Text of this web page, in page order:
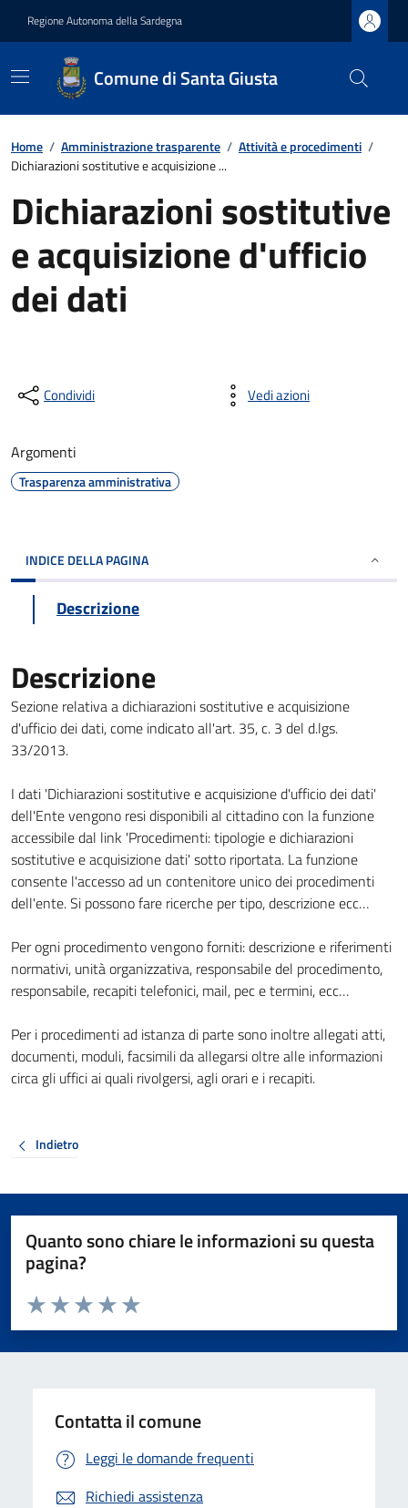
Regione Autonoma della Sardegna
Comune di Santa Giusta
Home / Amministrazione trasparente / Attività e procedimenti /
Dichiarazioni sostitutive e acquisizione ...
Dichiarazioni sostitutive
e acquisizione d'ufficio
dei dati
Condividi Vedi azioni
Argomenti
Trasparenza amministrativa
INDICE DELLA PAGINA
Descrizione
Descrizione
Sezione relativa a dichiarazioni sostitutive e acquisizione
d'ufficio dei dati, come indicato all'art. 35, c. 3 del d.lgs.
33/2013.
I dati 'Dichiarazioni sostitutive e acquisizione d'ufficio dei dati'
dell'Ente vengono resi disponibili al cittadino con la funzione
accessibile dal link 'Procedimenti: tipologie e dichiarazioni
sostitutive e acquisizione dati' sotto riportata. La funzione
consente l'accesso ad un contenitore unico dei procedimenti
dell'ente. Si possono fare ricerche per tipo, descrizione ecc…
Per ogni procedimento vengono forniti: descrizione e riferimenti
normativi, unità organizzativa, responsabile del procedimento,
responsabile, recapiti telefonici, mail, pec e termini, ecc…
Per i procedimenti ad istanza di parte sono inoltre allegati atti,
documenti, moduli, facsimili da allegarsi oltre alle informazioni
circa gli uffici ai quali rivolgersi, agli orari e i recapiti.
Indietro
Quanto sono chiare le informazioni su questa
pagina?
Valuta da 1 a 5 stelle la pagina
Valuta 5 stelle su 5
Valuta 4 stelle su 5
Valuta 3 stelle su 5
Valuta 2 stelle su 5
Valuta 1 stelle su 5
Contatta il comune
Leggi le domande frequenti
Richiedi assistenza